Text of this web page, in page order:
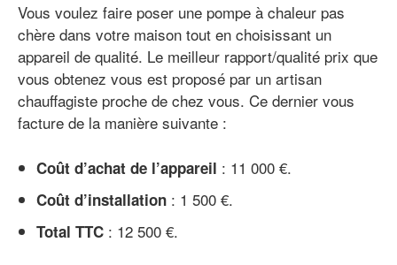
Vous voulez faire poser une pompe à chaleur pas
chère dans votre maison tout en choisissant un
appareil de qualité. Le meilleur rapport/qualité prix que
vous obtenez vous est proposé par un artisan
chauffagiste proche de chez vous. Ce dernier vous
facture de la manière suivante :
Coût d’achat de l’appareil : 11 000 €.
Coût d’installation : 1 500 €.
Total TTC : 12 500 €.